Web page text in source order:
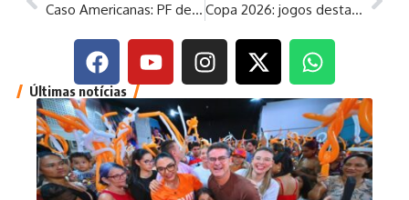
Caso Americanas: PF deflagra segunda fase da Operação Disclosure Copa 2026: jogos desta quinta-feira definem grupos D, E e F
Últimas notícias